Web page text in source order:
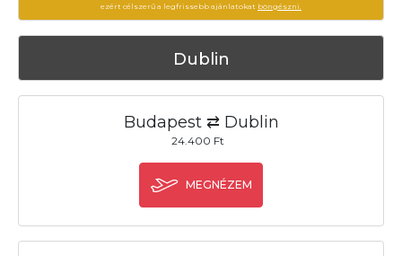
ezért célszerű a legfrissebb ajánlatokat böngészni.
Dublin
Budapest ⇄ Dublin
24.400 Ft
MEGNÉZEM